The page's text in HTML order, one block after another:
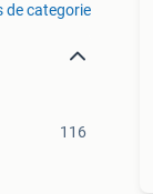
de categorie
116